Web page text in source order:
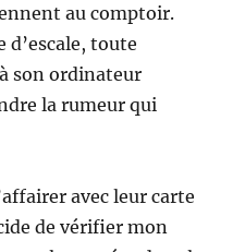
au comptoir.
d’escale, toute
son ordinateur
la rumeur qui
avec leur carte
de vérifier mon